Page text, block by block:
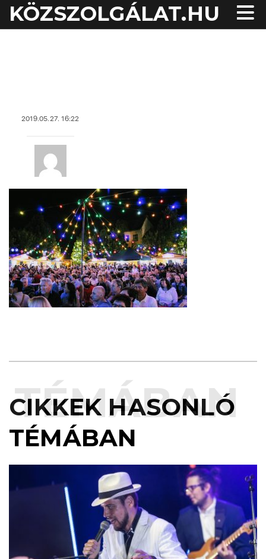
KÖZSZOLGÁLAT.HU
2019.05.27. 16:22
CIKKEK HASONLÓ
TÉMÁBAN